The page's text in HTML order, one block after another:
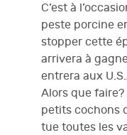
C’est à
peste porcine
stopper cette
arrivera à
entrera aux
Alors que
petits cochons
tue toutes les